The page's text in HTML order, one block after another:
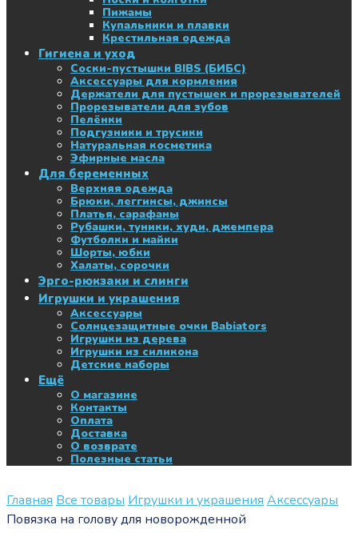
Пижамы
Купальники и плавки
Крестильная одежда
Гигиена и уход
Соски-пустышки BIBS (БИБС)
Аксессуары для кормления
Держатели для пустышек и прорезывателей
Прорезыватели для зубов
Пелёнки
Подгузники и трусики
Натуральная косметика
Эфирные масла
Для беременных
Верхняя одежда
Брюки, леггинсы, джинсы
Платья, сарафаны
Рубашки, туники, худи, джемпера
Футболки и майки
Шорты, юбки
Халаты, сорочки
Эрго-рюкзаки и слинги
Игрушки и украшения
Аксессуары
Солнцезащитные очки Babiators
Игрушки из дерева
Игрушки из силикона
Детские наборы
Ещё
О магазине
Контакты
Оплата
Доставка
О возврате
Полезные статьи
Главная Все товары Игрушки и украшения Аксессуары
Повязка на голову для новорожденной